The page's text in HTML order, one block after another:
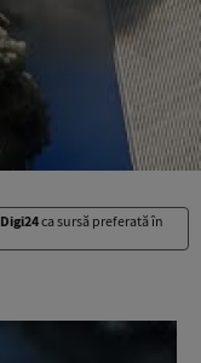
Digi24ca sursă preferată în